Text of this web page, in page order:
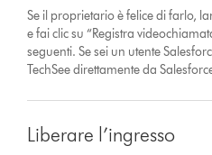
Se il proprietario è felice di farlo,
e fai clic su “Registra
seguenti. Se sei un utente
TechSee direttamente da
Liberare l’ingresso